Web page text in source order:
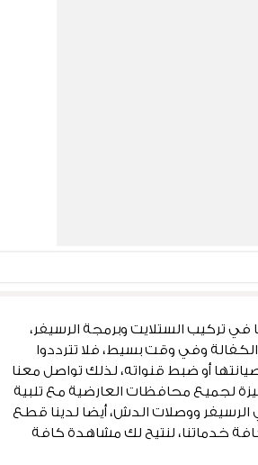
العارضية لدينا خدمات فني ستلايت العارضية ذو خبرة لأكثر من 15 عاما في تركيب الستلايت وبرمجة الرسيفر،
وفي وقت بسيط، فلا تترددوا
أو ضبط قنواته، لذلك تواصل معنا
لجميع محافظات العارضية مع تلبية
ووصلات الدش، أيضا لدينا قطع
خدماتنا، لنتيح لك مشاهدة كافة